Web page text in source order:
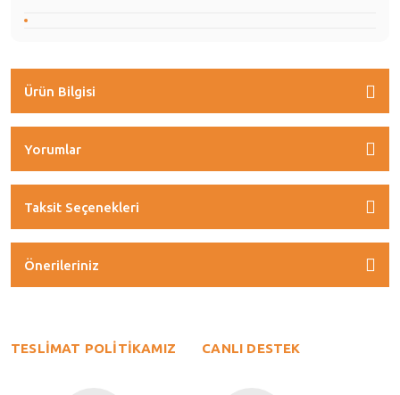
Ürün Bilgisi
Yorumlar
Taksit Seçenekleri
Önerileriniz
TESLİMAT POLİTİKAMIZ CANLI DESTEK